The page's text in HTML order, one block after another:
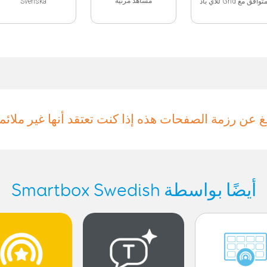
عن رزمة الصفحات هذه إذا كنت تعتقد أنها غير
أيضًا بواسطة Smartbox Swedish